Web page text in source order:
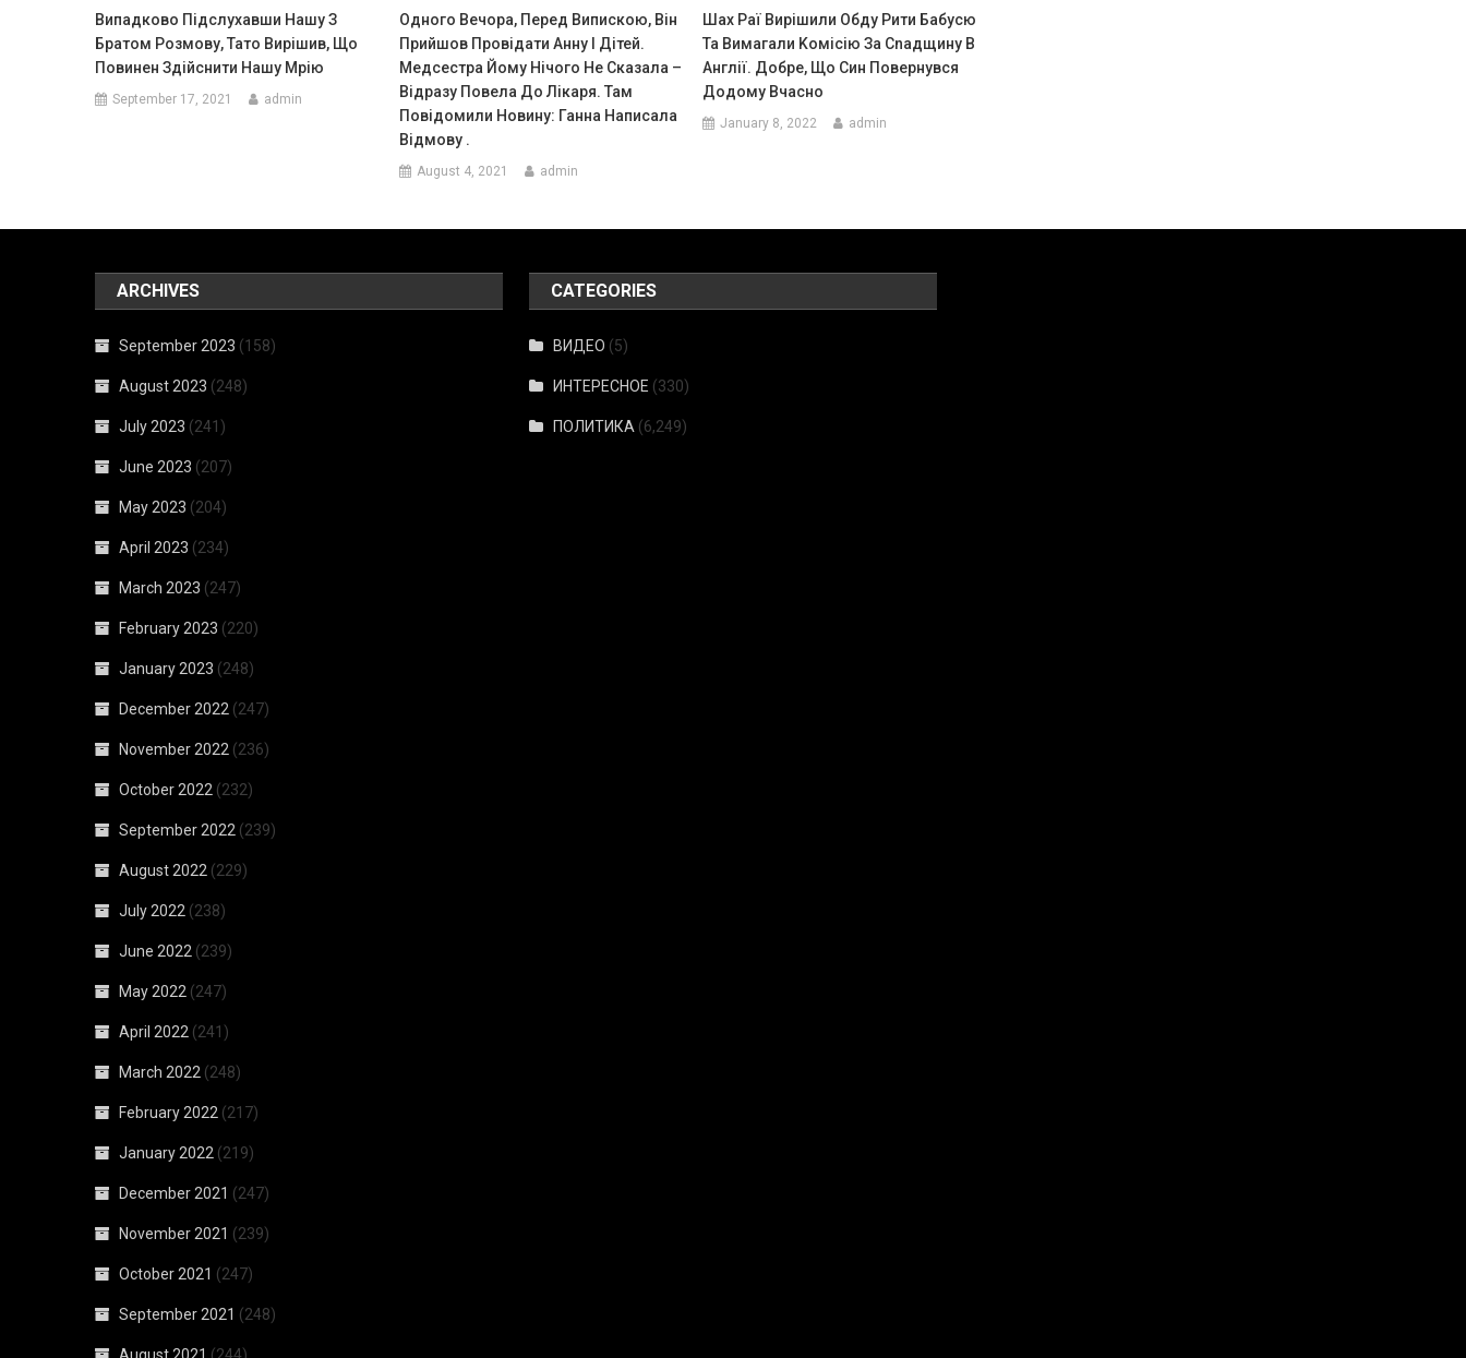
Випадково Підслухавши Нашу З
Братом Розмову, Тато Вирішив, Що
Повинен Здійснити Нашу Мрію
September 17, 2021 admin
Одного Вечора, Перед Випискою, Він
Прийшов Провідати Анну І Дітей.
Медсестра Йому Нічого Не Сказала –
Відразу Повела До Лікаря. Там
Повідомили Новину: Ганна Написала
Відмову .
August 4, 2021 admin
Шаx Раї Вирішили Обду Рити Бабусю
Та Вимагали Kомісію За Сnадщину В
Англії. Добре, Що Син Повернувся
Додому Вчасно
January 8, 2022 admin
ARCHIVES
September 2023 (158)
August 2023 (248)
July 2023 (241)
June 2023 (207)
May 2023 (204)
April 2023 (234)
March 2023 (247)
February 2023 (220)
January 2023 (248)
December 2022 (247)
November 2022 (236)
October 2022 (232)
September 2022 (239)
August 2022 (229)
July 2022 (238)
June 2022 (239)
May 2022 (247)
April 2022 (241)
March 2022 (248)
February 2022 (217)
January 2022 (219)
December 2021 (247)
November 2021 (239)
October 2021 (247)
September 2021 (248)
August 2021 (244)
CATEGORIES
ВИДЕО (5)
ИНТЕРЕСНОЕ (330)
ПОЛИТИКА (6,249)